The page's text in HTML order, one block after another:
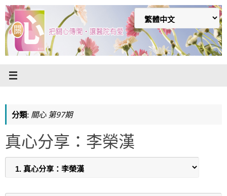
Skip
to
content
分類: 關心 第97期
真心分享：李榮漢